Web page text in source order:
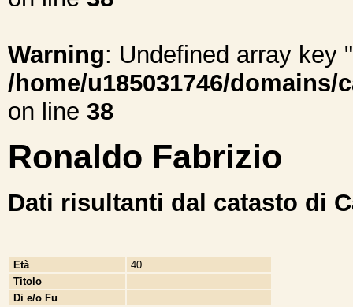
Warning: Undefined array key
/home/u185031746/
on line 38
Ronaldo Fabrizio
Dati risultanti dal catasto di
Età
40
Titolo
Di e/o Fu